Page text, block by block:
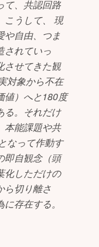
て、共認回路
こうして、 現
や自由、つま
されていっ
させてきた観
対象から不在
値）へと180度
る。それだけ
本能課題や共
なって作動す
即自観念（頭
化しただけの
ら切り離さ
存在する。